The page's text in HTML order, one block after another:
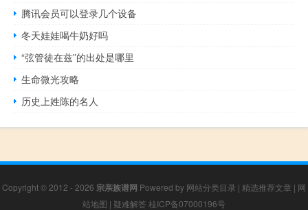
腾讯会员可以登录几个设备
冬天娃娃喝牛奶好吗
“弦管徒在兹”的出处是哪里
生命微光攻略
历史上姓陈的名人
Copyright © 2012 - 2026 宗亲族谱网 Powered by 网站分类目录 | 精选推荐文章 | 网
站地图 | 疑难解答 桂ICP备07000196号